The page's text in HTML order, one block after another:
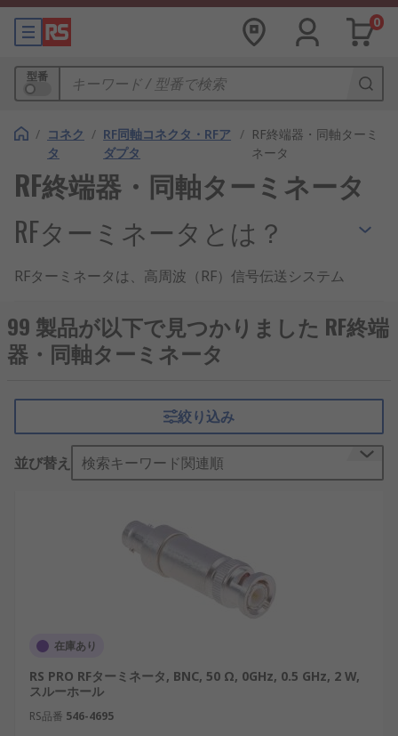
0
型番
/ コネク
タ
/ RF同軸コネクタ・RFア
ダプタ
/ RF終端器・同軸ターミ
ネータ
RF終端器・同軸ターミネータ
RFターミネータとは？
RFターミネータは、高周波（RF）信号伝送システム
で信号の反射を防ぎ、安定した通信や測定を実現す
るための部品です。主に無線通信、測定機器、アン
テナシステム、研究開発分野などで広く使用されて
で、信号の劣化を防ぎ、通信品質の維持に貢献しま
RFターミネータの仕組み
路に伝わる高周波信号を吸収する仕組みを持ってい
ます。これにより、信号が反射して回路に戻ること
を防ぎ、電力損失や測定誤差を抑制します。
RFターミネータの主な機能は、反射防止、インピー
ダンス整合、回路の安定化です。たとえば、同軸終
端器やSMA終端器は、通信機器の未使用ポートに取
り付けられ、不要な信号反射を防止します。また、
BNC終端器は、測定装置の高周波入力を正確に終端
し、データ精度を確保するために使用されます。
99 製品が以下で見つかりました RF終端
器・同軸ターミネータ
絞り込み
並び替え 検索キーワード関連順
在庫あり
RS PRO RFターミネータ, BNC, 50 Ω, 0GHz, 0.5 GHz, 2 W,
スルーホール
RS品番 546-4695